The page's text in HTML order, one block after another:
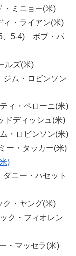
ミニョー(米)
・ライアン(米)
、5-4) ボブ・パ
ルズ(米)
ム・ロビンソン
ィ・ペローニ(米)
ディッシュ(米)
・ロビンソン(米)
・タッカー(米)
)
ニー・ハセット
・ヤング(米)
ク・フィオレン
・マッセラ(米)